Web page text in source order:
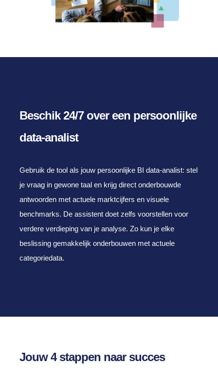
Beschik 24/7 over een persoonlijke
data-analist
Gebruik de tool als jouw persoonlijke BI data-analist: stel
je vraag in gewone taal en krijg direct onderbouwde
antwoorden met actuele marktcijfers en visuele
benchmarks. De assistent doet zelfs voorstellen voor
verdere verdieping van je analyse. Zo kun je elke
beslissing gemakkelijk onderbouwen met actuele
categoriedata.
Jouw 4 stappen naar succes